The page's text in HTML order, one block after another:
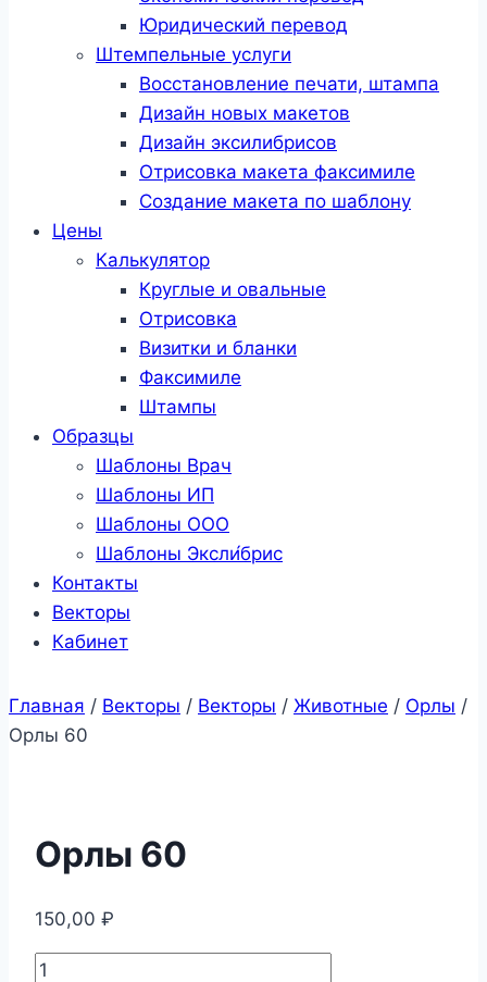
Юридический перевод
Штемпельные услуги
Восстановление печати, штампа
Дизайн новых макетов
Дизайн эксилибрисов
Отрисовка макета факсимиле
Создание макета по шаблону
Цены
Калькулятор
Круглые и овальные
Отрисовка
Визитки и бланки
Факсимиле
Штампы
Образцы
Шаблоны Врач
Шаблоны ИП
Шаблоны ООО
Шаблоны Эксли́брис
Контакты
Векторы
Кабинет
Главная / Векторы / Векторы / Животные / Орлы /
Орлы 60
Орлы 60
150,00 ₽
Количество